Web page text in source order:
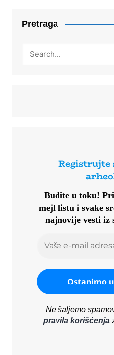
Pretraga
Registrujte
Budite u toku!
mejl listu i svake
najnovije vesti iz
Ne šaljemo
pravila korišćenja